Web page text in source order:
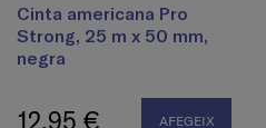
Cinta americana Pro
Strong, 25 m x 50 mm,
negra
12,95 € AFEGEIX